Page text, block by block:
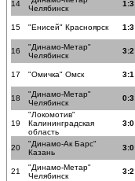
14
Челябинск
1:3
15 "Енисей" Красноярск 1:3
16
"Динамо-Метар"
Челябинск
3:2
17 "Омичка" Омск 3:1
18
"Динамо-Метар"
Челябинск
0:3
19
"Локомотив"
Калининградская
область
3:0
20
"Динамо-Ак Барс"
Казань
3:0
21
"Динамо-Метар"
Челябинск
3:2